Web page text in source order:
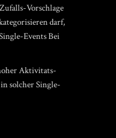
Vorschlage
darf,
Events Bei
Aktivitats-
solcher Single-